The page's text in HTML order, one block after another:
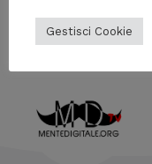
Gestisci Cookie